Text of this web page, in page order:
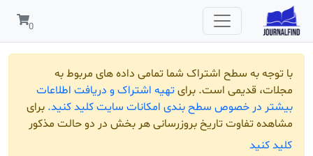
به سطح اشتراک شما تمامی داده های مربوط به
قدیمی است. برای تهیه اشتراک و دریافت اطلاعات
خصوص سطح بندی امکانات سایت کلید کنید.برای
تاریخ بروزرسانی هر بخش در دو حالت مذکور